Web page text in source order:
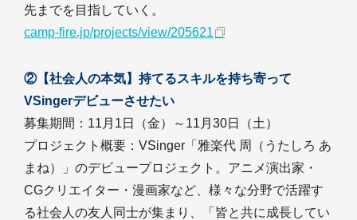
先までを目指していく。
camp-fire.jp/projects/view/205621
②【社会人の本気】持てるスキルを持ち寄って
VSingerデビューさせたい
募集期間：11月1日（金）～11月30日（土）
プロジェクト概要：VSinger「雅楽代 周（うたしろ あ
まね）」のデビュープロジェクト。アニメ演出家・
CGクリエイター・漫画家など、様々な分野で活躍す
る社会人の友人同士が集まり、「皆と共に成長してい